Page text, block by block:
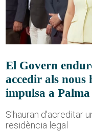
El Govern
accedir als nous
impulsa a Palma
S'hauran d'acreditar
residència legal